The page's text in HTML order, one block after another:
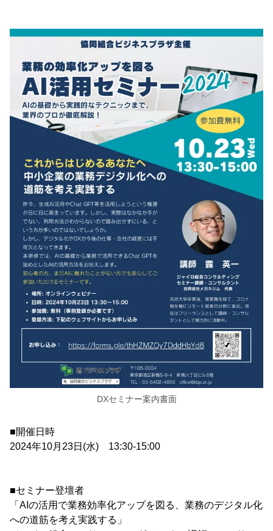
DXセミナー案内書面
■開催日時
2024年10月23日(水) 13:30-15:00
■セミナー登壇者
「AIの活用で業務効率化アップを図る、業務のデジタル化
への道筋を考え実践する」